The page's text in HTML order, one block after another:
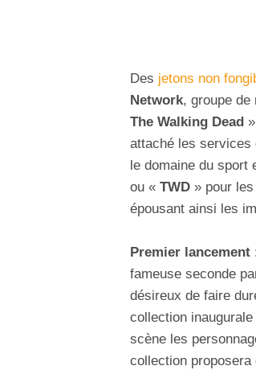
Des jetons non
Network, groupe de
The Walking Dead
attaché les services
le domaine du sport
ou « TWD » pour
épousant ainsi les
Premier lancement
fameuse seconde
désireux de faire
collection
scène les
collection